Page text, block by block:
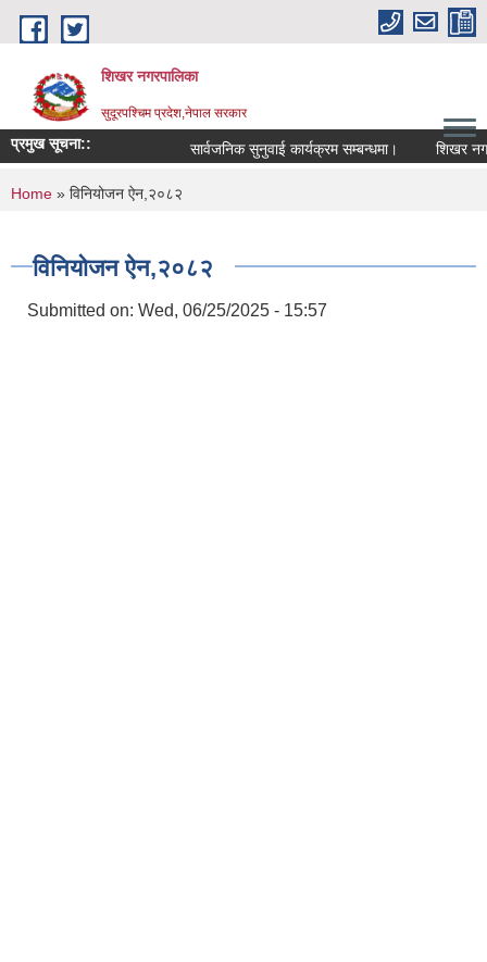
Skip to main content
शिखर नगरपालिका
सुदूरपश्चिम प्रदेश,नेपाल सरकार
प्रमुख सूचना:: सार्वजनिक सुनुवाई कार्यक्रम सम्बन्धमा। शिखर
You are here
Home » विनियोजन ऐन,२०८२
विनियोजन ऐन,२०८२
Submitted on: Wed, 06/25/2025 - 15:57